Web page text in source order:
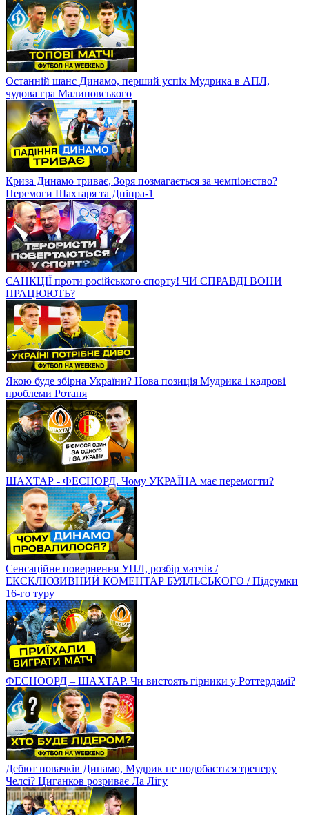
Останній шанс Динамо, перший успіх Мудрика в АПЛ,
чудова гра Малиновського
Криза Динамо триває, Зоря позмагається за чемпіонство?
Перемоги Шахтаря та Дніпра-1
САНКЦІЇ проти російського спорту! ЧИ СПРАВДІ ВОНИ
ПРАЦЮЮТЬ?
Якою буде збірна України? Нова позиція Мудрика і кадрові
проблеми Ротаня
ШАХТАР - ФЕЄНОРД. Чому УКРАЇНА має перемогти?
Сенсаційне повернення УПЛ, розбір матчів /
ЕКСКЛЮЗИВНИЙ КОМЕНТАР БУЯЛЬСЬКОГО / Підсумки
16-го туру
ФЕЄНООРД – ШАХТАР. Чи вистоять гірники у Роттердамі?
Дебют новачків Динамо, Мудрик не подобається тренеру
Челсі? Циганков розриває Ла Лігу